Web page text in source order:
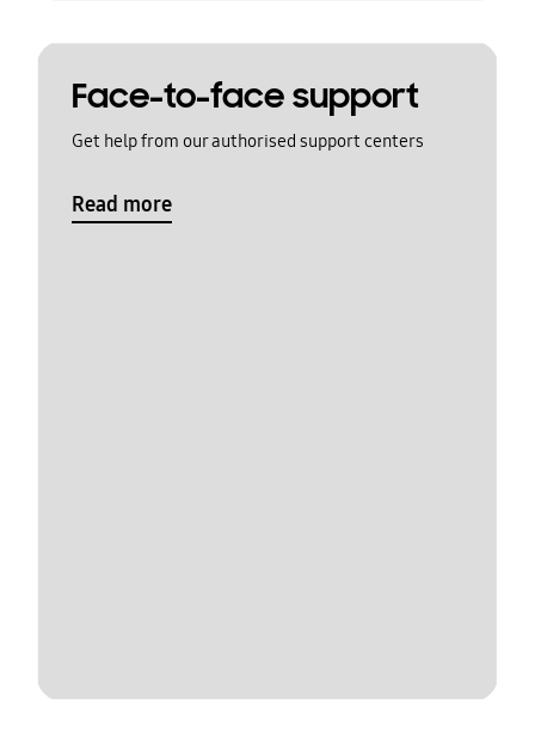
Face-to-face support
Get help from our authorised support centers
Read more